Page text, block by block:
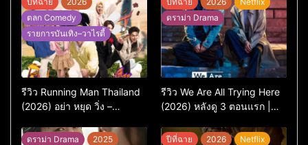
ตลก Comedy
รายการบันเทิง–วาไรตี้
รีวิว Running Man Thailand
(2026) อย่า หยุด วิ่ง –
ต้นฉบับเกาหลี
ดราม่า Drama
รีวิว We Are All Trying Here
(2026) หลังดู 3 ตอนแรก |
แต่ยังไปไม่ถึงไหน
ดราม่า Drama
2025
ปีที่ฉาย 2026
Netflix